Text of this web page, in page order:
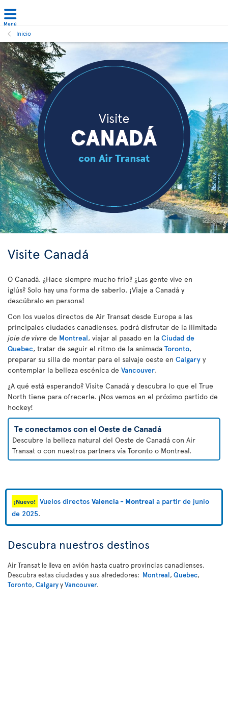
Menú
Inicio
Visite Canadá
O Canadá. ¿Hace siempre mucho frío? ¿Las gente vive en
iglús? Solo hay una forma de saberlo. ¡Viaje a Canadá y
descúbralo en persona!
Con los vuelos directos de Air Transat desde Europa a las
principales ciudades canadienses, podrá disfrutar de la ilimitada
joie de vivre de Montreal, viajar al pasado en la Ciudad de
Quebec, tratar de seguir el ritmo de la animada Toronto,
preparar su silla de montar para el salvaje oeste en Calgary y
contemplar la belleza escénica de Vancouver.
¿A qué está esperando? Visite Canadá y descubra lo que el True
North tiene para ofrecerle. ¡Nos vemos en el próximo partido de
hockey!
Te conectamos con el Oeste de Canadá
Descubre la belleza natural del Oeste de Canadá con Air
Transat o con nuestros partners vía Toronto o Montreal.
¡Nuevo! Vuelos directos Valencia - Montreal a partir de junio
de 2025.
Descubra nuestros destinos
Air Transat le lleva en avión hasta cuatro provincias canadienses.
Descubra estas ciudades y sus alrededores: Montreal, Quebec,
Toronto, CalgaryyVancouver.